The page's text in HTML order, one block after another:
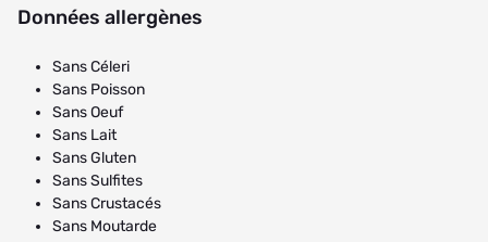
Données allergènes
Sans Céleri
Sans Poisson
Sans Oeuf
Sans Lait
Sans Gluten
Sans Sulfites
Sans Crustacés
Sans Moutarde